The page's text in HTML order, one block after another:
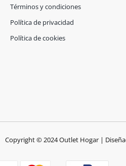
Términos y condiciones
Política de privacidad
Política de cookies
Copyright © 2024 Outlet Hogar |